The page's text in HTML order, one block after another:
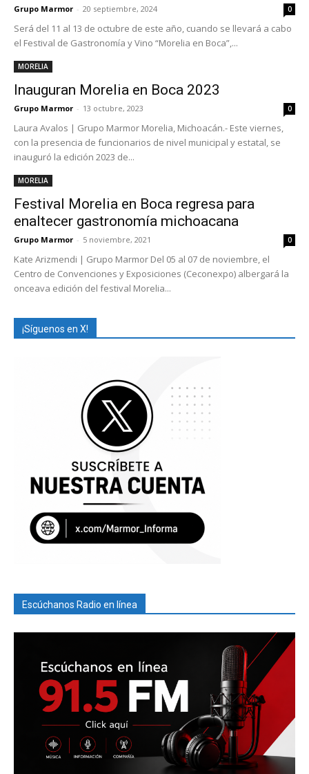
Grupo Marmor - 20 septiembre, 2024 0
Será del 11 al 13 de octubre de este año, cuando se llevará a cabo
el Festival de Gastronomía y Vino “Morelia en Boca”,...
MORELIA
Inauguran Morelia en Boca 2023
Grupo Marmor - 13 octubre, 2023 0
Laura Avalos | Grupo Marmor Morelia, Michoacán.- Este viernes,
con la presencia de funcionarios de nivel municipal y estatal, se
inauguró la edición 2023 de...
MORELIA
Festival Morelia en Boca regresa para
enaltecer gastronomía michoacana
Grupo Marmor - 5 noviembre, 2021 0
Kate Arizmendi | Grupo Marmor Del 05 al 07 de noviembre, el
Centro de Convenciones y Exposiciones (Ceconexpo) albergará la
onceava edición del festival Morelia...
¡Síguenos en X!
Escúchanos Radio en línea